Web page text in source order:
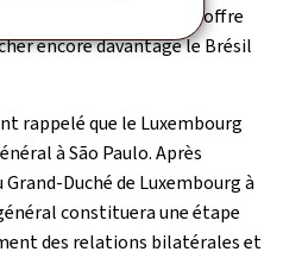
les opportunités qu'offre
encore davantage le Brésil
rappelé que le Luxembourg
à São Paulo. Après
Duché de Luxembourg à
constituera une étape
des relations bilatérales et